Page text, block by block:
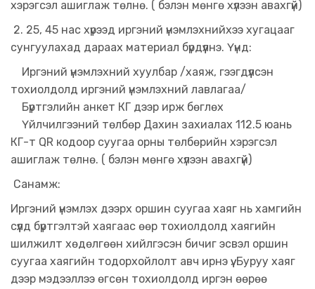
хэрэгсэл ашиглаж төлнө. ( бэлэн мөнгө хүлээн авахгүй)
2. 25, 45 нас хүрээд иргэний үнэмлэхнийхээ хугацааг
сунгуулахад дараах материал бүрдүүлнэ. Үүнд:
Иргэний үнэмлэхний хуулбар /хаяж, гээгдүүлсэн
тохиолдолд иргэний үнэмлэхний лавлагаа/
Бүртгэлийн анкет КГ дээр ирж бөглөх
Үйлчилгээний төлбөр Дахин захиалах 112.5 юань
КГ-т QR кодоор суугаа орны төлбөрийн хэрэгсэл
ашиглаж төлнө. ( бэлэн мөнгө хүлээн авахгүй)
Санамж:
Иргэний үнэмлэх дээрх оршин суугаа хаяг нь хамгийн
сүүлд бүртгэлтэй хаягаас өөр тохиолдолд хаягийн
шилжилт хөдөлгөөн хийлгэсэн бичиг эсвэл оршин
суугаа хаягийн тодорхойлолт авч ирнэ үү. Буруу хаяг
дээр мэдээллээ өгсөн тохиолдолд иргэн өөрөө